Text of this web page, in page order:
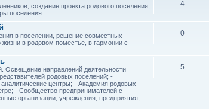
создание проекта родового поселения;
поселения.
4
в поселении, решение совместных
в родовом поместье, в гармонии с
0
Освещение направлений деятельности
родовых поселений; -
центры; - Академия родовых
- Сообщество предпринимателей с
организации, учреждения, предприятия,
5